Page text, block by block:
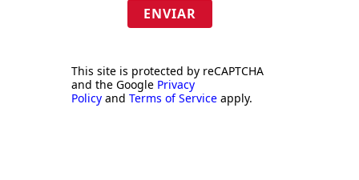
ENVIAR
This site is protected by reCAPTCHA
and the Google Privacy
Policy and Terms of Service apply.